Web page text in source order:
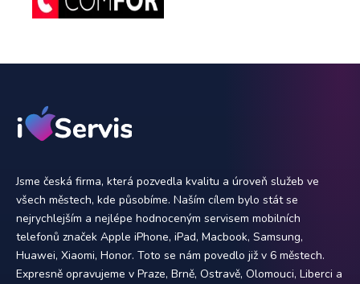
Jsme česká firma, která pozvedla kvalitu a úroveň služeb ve
všech městech, kde působíme. Naším cílem bylo stát se
nejrychlejším a nejlépe hodnoceným servisem mobilních
telefonů značek Apple iPhone, iPad, Macbook, Samsung,
Huawei, Xiaomi, Honor. Toto se nám povedlo již v 6 městech.
Expresně opravujeme v Praze, Brně, Ostravě, Olomouci, Liberci a